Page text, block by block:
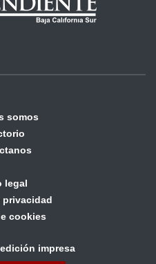
somos
legal
privacidad
cookies
impresa